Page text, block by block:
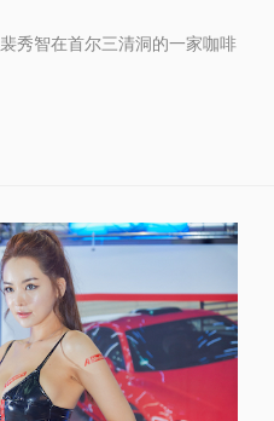
智在首尔三清洞的一家咖啡